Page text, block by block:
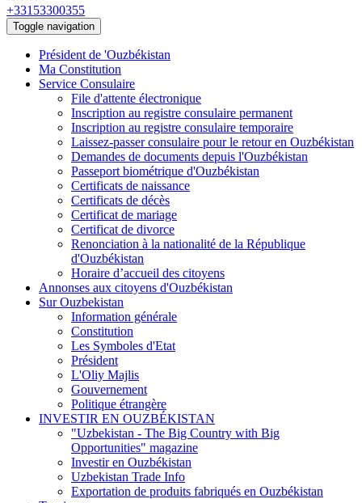
+33153300355
Toggle navigation
Président de 'Ouzbékistan
Ma Constitution
Service Consulaire
File d'attente électronique
Inscription au registre consulaire permanent
Inscription au registre consulaire temporaire
Laissez-passer consulaire pour le retour en Ouzbékistan
Demandes de documents depuis l'Ouzbékistan
Passeport biométrique d'Ouzbékistan
Certificats de naissance
Certificats de décès
Certificat de mariage
Certificat de divorce
Renonciation à la nationalité de la République
d'Ouzbékistan
Horaire d’accueil des citoyens
Annonses aux citoyens d'Ouzbékistan
Sur Ouzbekistan
Information générale
Constitution
Les Symboles d'Etat
Président
L'Oliy Majlis
Gouvernement
Politique étrangère
INVESTIR EN OUZBÉKISTAN
"Uzbekistan - The Big Country with Big
Opportunities" magazine
Investir en Ouzbékistan
Uzbekistan Trade Info
Exportation de produits fabriqués en Ouzbékistan